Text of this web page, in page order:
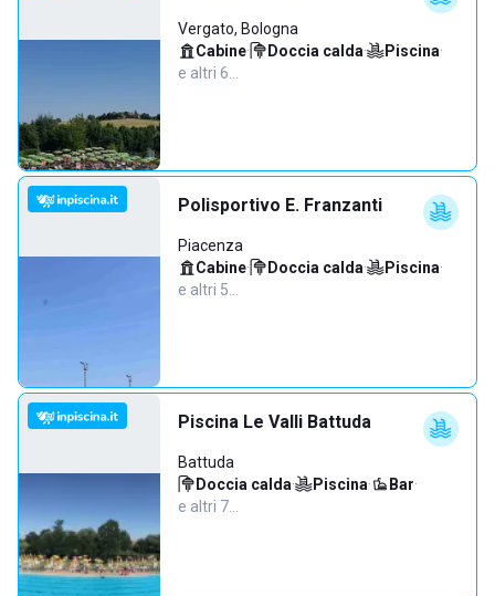
Vergato, Bologna
Cabine· Doccia calda· Piscina·
e altri 6…
Polisportivo E. Franzanti
Piacenza
Cabine· Doccia calda· Piscina·
e altri 5…
Piscina Le Valli Battuda
Battuda
Doccia calda· Piscina· Bar·
e altri 7…